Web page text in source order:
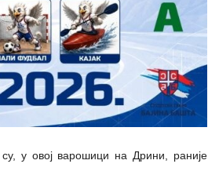
у овој варошици на Дрини, раније